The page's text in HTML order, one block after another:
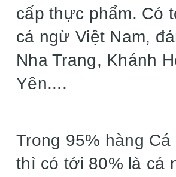
cấp thực phẩm. Có
cá ngừ Việt Nam,
Nha Trang, Khánh
Yên....
Trong 95% hàng
thì có tới 80% là cá